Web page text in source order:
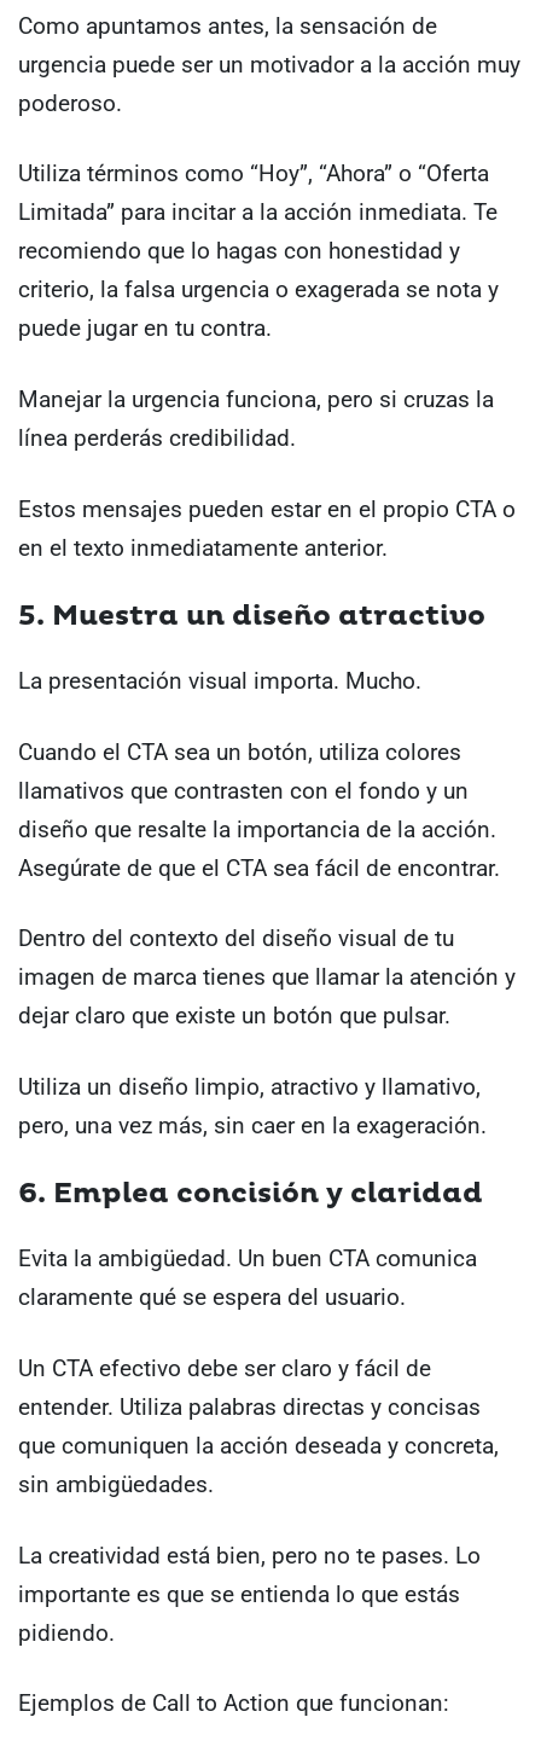
Como apuntamos antes, la sensación de
urgencia puede ser un motivador a la acción muy
poderoso.
Utiliza términos como “Hoy”, “Ahora” o “Oferta
Limitada” para incitar a la acción inmediata. Te
recomiendo que lo hagas con honestidad y
criterio, la falsa urgencia o exagerada se nota y
puede jugar en tu contra.
Manejar la urgencia funciona, pero si cruzas la
línea perderás credibilidad.
Estos mensajes pueden estar en el propio CTA o
en el texto inmediatamente anterior.
5. Muestra un diseño atractivo
La presentación visual importa. Mucho.
Cuando el CTA sea un botón, utiliza colores
llamativos que contrasten con el fondo y un
diseño que resalte la importancia de la acción.
Asegúrate de que el CTA sea fácil de encontrar.
Dentro del contexto del diseño visual de tu
imagen de marca tienes que llamar la atención y
dejar claro que existe un botón que pulsar.
Utiliza un diseño limpio, atractivo y llamativo,
pero, una vez más, sin caer en la exageración.
6. Emplea concisión y claridad
Evita la ambigüedad. Un buen CTA comunica
claramente qué se espera del usuario.
Un CTA efectivo debe ser claro y fácil de
entender. Utiliza palabras directas y concisas
que comuniquen la acción deseada y concreta,
sin ambigüedades.
La creatividad está bien, pero no te pases. Lo
importante es que se entienda lo que estás
pidiendo.
Ejemplos de Call to Action que funcionan: